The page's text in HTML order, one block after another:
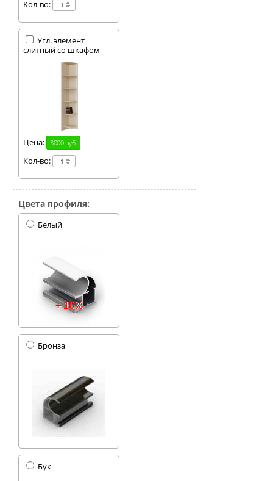
Кол-во:
Угл. элемент
слитный со шкафом
Цена: 3000 руб.
Кол-во:
Цвета профиля:
Белый
+ 10%
Бронза
Бук